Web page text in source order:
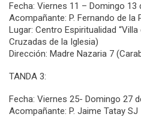
Fecha: Viernes 11 – Domingo 13
Acompañante: P. Fernando de la
Lugar: Centro Espiritualidad
Cruzadas de la Iglesia)
Dirección: Madre Nazaria 7
TANDA 3:
Fecha: Viernes 25- Domingo 27
Acompañante: P. Jaime Tatay SJ